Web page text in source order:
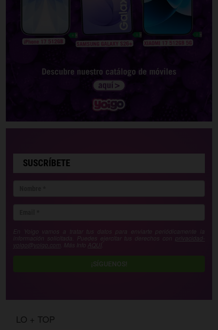
SUSCRÍBETE
En Yoigo vamos a tratar tus datos para enviarte periódicamente la
información solicitada. Puedes ejercitar tus derechos con privacidad-
yoigo@yoigo.com . Más Info AQUÍ
¡SÍGUENOS!
LO + TOP